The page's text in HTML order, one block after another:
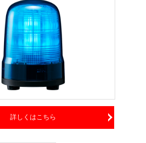
詳しくはこちら